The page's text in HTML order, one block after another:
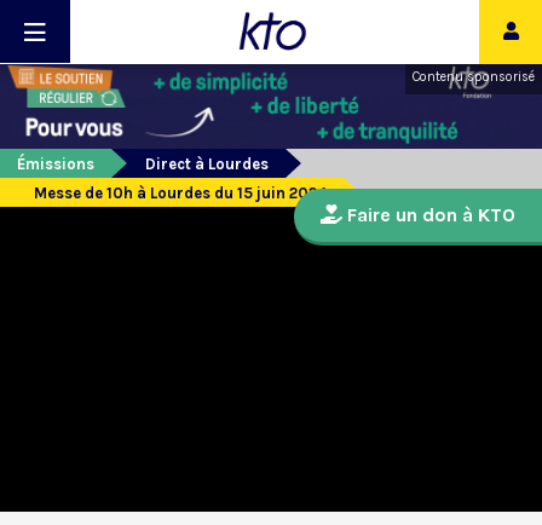
Contenu sponsorisé
Émissions
Direct à Lourdes
Messe de 10h à Lourdes du 15 juin 2024
Faire un don à KTO